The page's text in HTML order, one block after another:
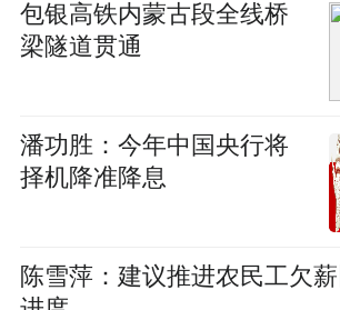
包银高铁内蒙古段全线桥
梁隧道贯通
潘功胜：今年中国央行将
择机降准降息
陈雪萍：建议推进农民工欠